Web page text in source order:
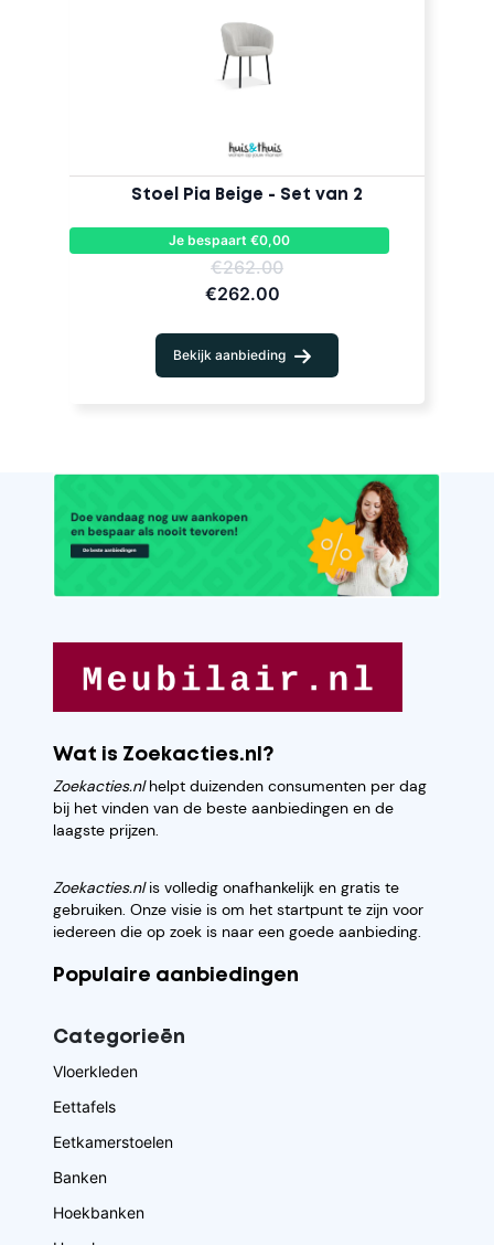
Stoel Pia Beige - Set van 2
Je bespaart €0,00
€262.00
€262.00
Bekijk aanbieding
Wat is Zoekacties.nl?
Zoekacties.nlhelpt duizenden consumenten per dag
bij het vinden van de beste aanbiedingen en de
laagste prijzen.
Zoekacties.nlis volledig onafhankelijk en gratis te
gebruiken. Onze visie is om het startpunt te zijn voor
iedereen die op zoek is naar een goede aanbieding.
Populaire aanbiedingen
Categorieēn
Vloerkleden
Eettafels
Eetkamerstoelen
Banken
Hoekbanken